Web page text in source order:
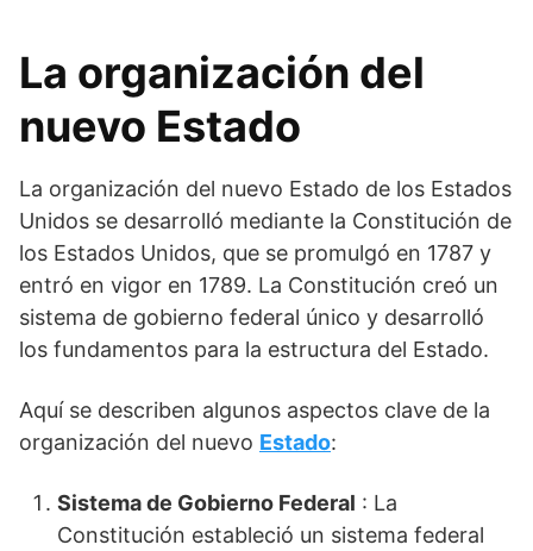
La organización del
nuevo Estado
La organización del nuevo Estado de los Estados
Unidos se desarrolló mediante la Constitución de
los Estados Unidos, que se promulgó en 1787 y
entró en vigor en 1789. La Constitución creó un
sistema de gobierno federal único y desarrolló
los fundamentos para la estructura del Estado.
Aquí se describen algunos aspectos clave de la
organización del nuevo Estado:
Sistema de Gobierno Federal : La
Constitución estableció un sistema federal